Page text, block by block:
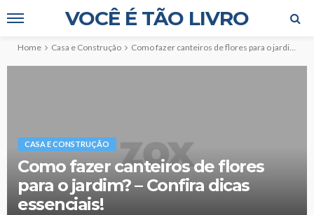
VOCÊ É TÃO LIVRO
Home Casa e Construção Como fazer canteiros de flores para o jardim? – Confira dicas essenciais!
CASA E CONSTRUÇÃO
Como fazer canteiros de flores
para o jardim? – Confira dicas
essenciais!